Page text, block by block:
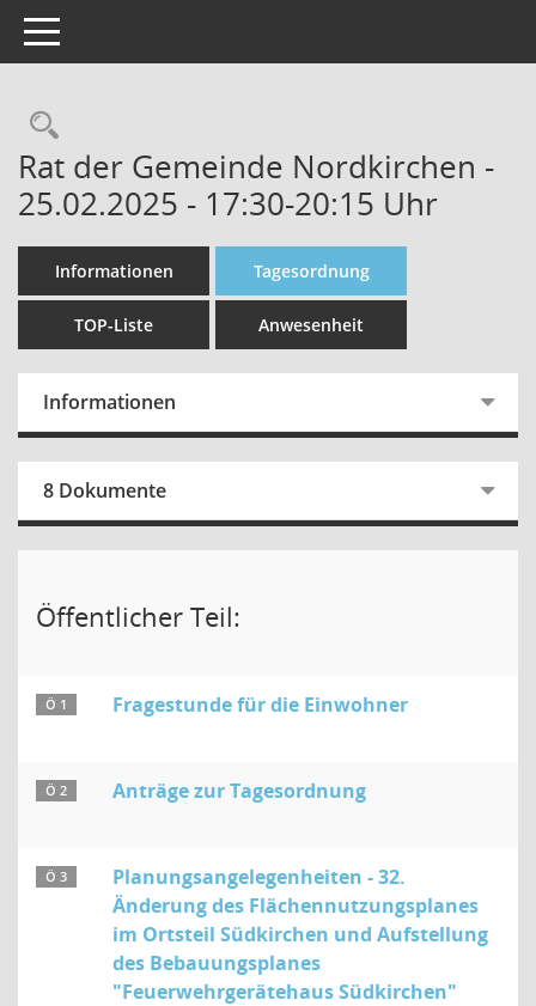
Toggle navigation
Rechercheauswahl
Rat der Gemeinde Nordkirchen -
25.02.2025 - 17:30-20:15 Uhr
Informationen Tagesordnung
TOP-Liste Anwesenheit
Informationen
8 Dokumente
Öffentlicher Teil:
Ö 1 Fragestunde für die Einwohner
Ö 2 Anträge zur Tagesordnung
Ö 3
Planungsangelegenheiten - 32.
Änderung des Flächennutzungsplanes
im Ortsteil Südkirchen und Aufstellung
des Bebauungsplanes
"Feuerwehrgerätehaus Südkirchen"